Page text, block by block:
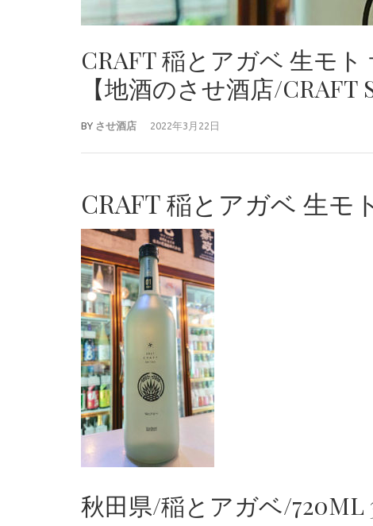
CRAFT 稲とアガベ 生モ
【地酒のさせ酒店/CRAFT
BY させ酒店 2022年3月22日
CRAFT 稲とアガベ 生モ
秋田県/稲とアガベ/